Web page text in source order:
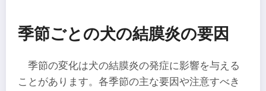
季節ごとの犬の結膜炎の要因
季節の変化は犬の結膜炎の発症に影響を与える
ことがあります。各季節の主な要因や注意すべき